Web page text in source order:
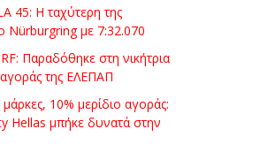
45: Η ταχύτερη της
Nürburgring με 7:32.070
Παραδόθηκε στη νικήτρια
της ΕΛΕΠΑΠ
10% μερίδιο αγοράς:
Hellas μπήκε δυνατά στην